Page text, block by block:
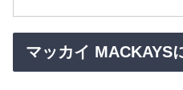
マッカイ MACKAYS